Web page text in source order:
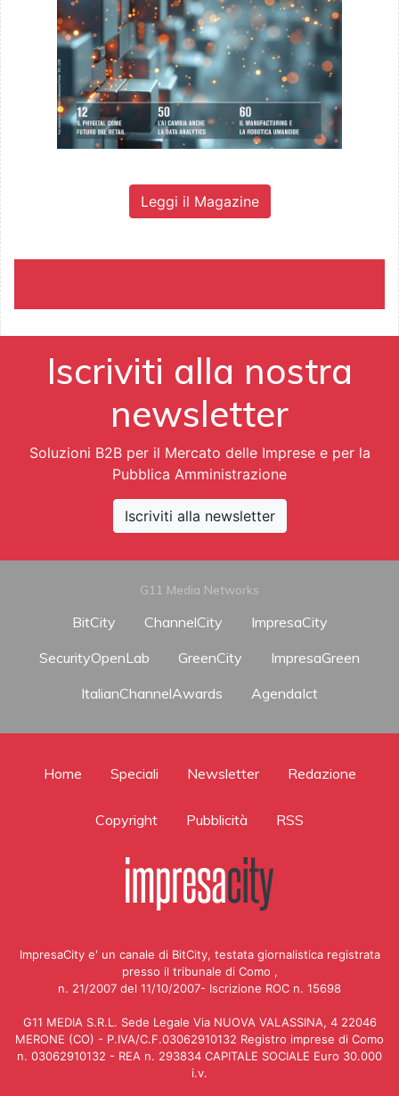
Leggi il Magazine
Iscriviti alla nostra
newsletter
Soluzioni B2B per il Mercato delle Imprese e per la
Pubblica Amministrazione
Iscriviti alla newsletter
G11 Media Networks
BitCity ChannelCity
ImpresaCity
SecurityOpenLab
GreenCity
ImpresaGreen
ItalianChannelAwards
AgendaIct
Home Speciali Newsletter Redazione
Copyright Pubblicità RSS
ImpresaCity e' un canale di BitCity, testata giornalistica registrata
presso il tribunale di Como ,
n. 21/2007 del 11/10/2007- Iscrizione ROC n. 15698
G11 MEDIA S.R.L. Sede Legale Via NUOVA VALASSINA, 4 22046
MERONE (CO) - P.IVA/C.F.03062910132 Registro imprese di Como
n. 03062910132 - REA n. 293834 CAPITALE SOCIALE Euro 30.000
i.v.